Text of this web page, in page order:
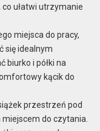
ułatwi utrzymanie
miejsca do pracy,
się idealnym
biurko i półki na
kącik do
przestrzeń pod
do czytania.